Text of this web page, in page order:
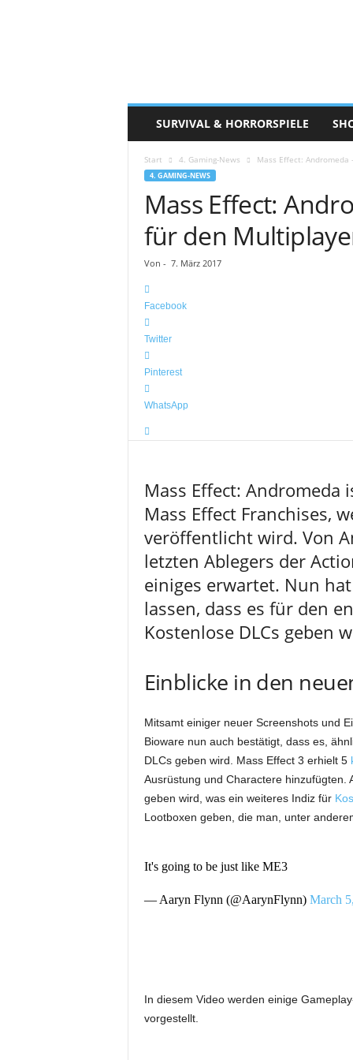
SURVIVAL & HORRORSPIELE
Start 4. Gaming-News Mass Effect: Andromeda
4. GAMING-NEWS
Mass Effect:
für den
Von - 7. März 2017
Facebook
Twitter
Pinterest
WhatsApp
Mass Effect: Andromeda
Mass Effect Franchises,
veröffentlicht wird. Von
letzten Ablegers der
einiges erwartet. Nun
lassen, dass es für den
Kostenlose DLCs geben
Einblicke in den
Mitsamt einiger neuer Screenshots und
Bioware nun auch bestätigt, dass es,
DLCs geben wird. Mass Effect 3 erhielt 5
Ausrüstung und Charactere hinzufügten.
geben wird, was ein weiteres Indiz für
Lootboxen geben, die man, unter
It's going to be just like ME3
— Aaryn Flynn (@AarynFlynn) March
In diesem Video werden einige
vorgestellt.